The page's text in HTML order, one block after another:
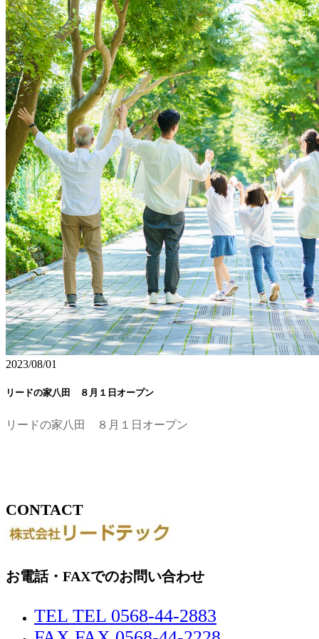
2023/08/01
リードの家八田 ８月１日オープン
リードの家八田 ８月１日オープン
CONTACT
お電話・FAXでのお問い合わせ
TEL TEL 0568-44-2883